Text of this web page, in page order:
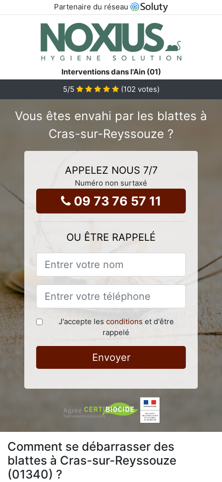
Partenaire du réseau
Interventions dans l'Ain (01)
5/5 (102 votes)
Vous êtes envahi par les blattes à
Cras-sur-Reyssouze ?
APPELEZ NOUS 7/7
Numéro non surtaxé
09 73 76 57 11
OU ÊTRE RAPPELÉ
J'accepte les conditions et d'être
rappelé
Envoyer
Comment se débarrasser des
blattes à Cras-sur-Reyssouze
(01340) ?